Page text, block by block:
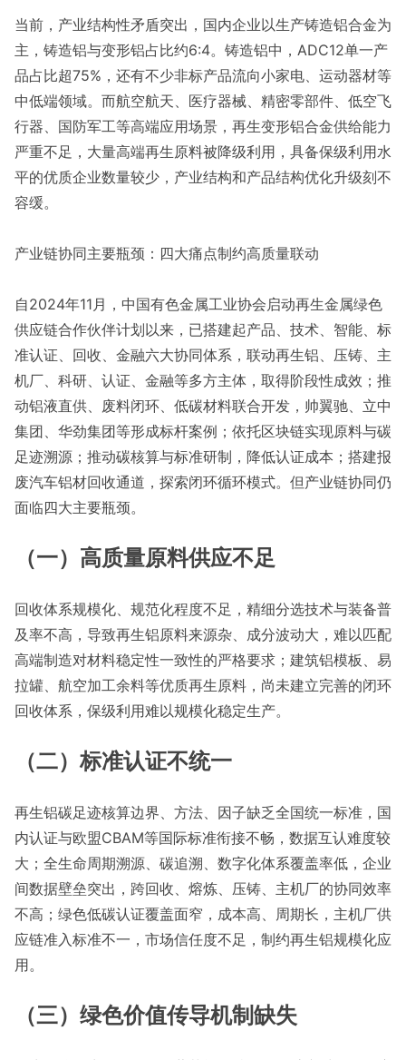
当前，产业结构性矛盾突出，国内企业以生产铸造铝合金为
主，铸造铝与变形铝占比约6:4。铸造铝中，ADC12单一产
品占比超75%，还有不少非标产品流向小家电、运动器材等
中低端领域。而航空航天、医疗器械、精密零部件、低空飞
行器、国防军工等高端应用场景，再生变形铝合金供给能力
严重不足，大量高端再生原料被降级利用，具备保级利用水
平的优质企业数量较少，产业结构和产品结构优化升级刻不
容缓。
产业链协同主要瓶颈：四大痛点制约高质量联动
自2024年11月，中国有色金属工业协会启动再生金属绿色
供应链合作伙伴计划以来，已搭建起产品、技术、智能、标
准认证、回收、金融六大协同体系，联动再生铝、压铸、主
机厂、科研、认证、金融等多方主体，取得阶段性成效；推
动铝液直供、废料闭环、低碳材料联合开发，帅翼驰、立中
集团、华劲集团等形成标杆案例；依托区块链实现原料与碳
足迹溯源；推动碳核算与标准研制，降低认证成本；搭建报
废汽车铝材回收通道，探索闭环循环模式。但产业链协同仍
面临四大主要瓶颈。
（一）高质量原料供应不足
回收体系规模化、规范化程度不足，精细分选技术与装备普
及率不高，导致再生铝原料来源杂、成分波动大，难以匹配
高端制造对材料稳定性一致性的严格要求；建筑铝模板、易
拉罐、航空加工余料等优质再生原料，尚未建立完善的闭环
回收体系，保级利用难以规模化稳定生产。
（二）标准认证不统一
再生铝碳足迹核算边界、方法、因子缺乏全国统一标准，国
内认证与欧盟CBAM等国际标准衔接不畅，数据互认难度较
大；全生命周期溯源、碳追溯、数字化体系覆盖率低，企业
间数据壁垒突出，跨回收、熔炼、压铸、主机厂的协同效率
不高；绿色低碳认证覆盖面窄，成本高、周期长，主机厂供
应链准入标准不一，市场信任度不足，制约再生铝规模化应
用。
（三）绿色价值传导机制缺失